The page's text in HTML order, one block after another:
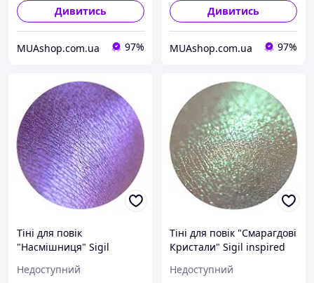
Дивитись
MUAshop.com.ua 97%
Дивитись
MUAshop.com.ua 97%
Тіні для повік
"Насмішниця" Sigil
мл
Недоступний
Тіні для повік "Смарагдові
Кристали" Sigil inspired
Недоступний